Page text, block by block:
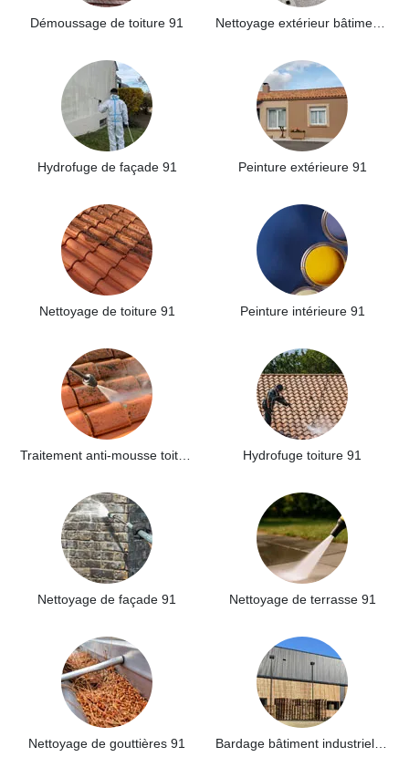
Démoussage de toiture 91
Hydrofuge de façade 91 Peinture extérieure 91
Nettoyage de toiture 91 Peinture intérieure 91
Hydrofuge toiture 91
Nettoyage de façade 91 Nettoyage de terrasse 91
Nettoyage de gouttières 91